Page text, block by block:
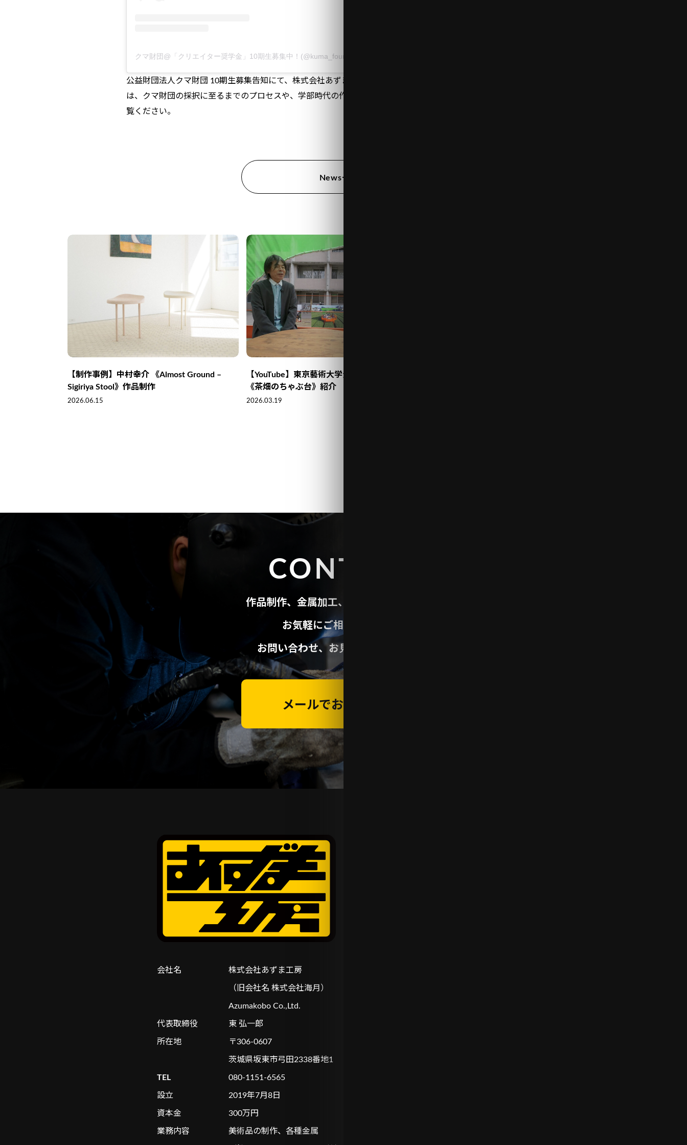
クマ財団@「クリエイター奨学金」10期生募集中！(@kuma_foundation)がシェアした投稿
公益財団法人クマ財団 10期生募集告知にて、株式会社あずま工房のインタビュー動画が公開されました。動画の中で
は、クマ財団の採択に至るまでのプロセスや、学部時代の作品制作、現在の仕事内容について言及しています。ぜひご
覧ください。
News一覧へ
【制作事例】中村幸介 《Almost Ground –
Sigiriya Stool》作品制作
2026.06.15
【YouTube】東京藝術大学公式チャンネルにて
《茶畑のちゃぶ台》紹介
2026.03.19
CONTACT
作品制作、金属加工、Webサイト制作等、
お気軽にご相談ください。
お問い合わせ、お見積りは無料です。
メールでお問い合わせ
会社名 株式会社あずま工房
（旧会社名 株式会社海月）
Azumakobo Co.,Ltd.
代表取締役 東 弘一郎
所在地 〒306-0607
茨城県坂東市弓田2338番地1
TEL 080-1151-6565
設立 2019年7月8日
資本金 300万円
業務内容 美術品の制作、各種金属